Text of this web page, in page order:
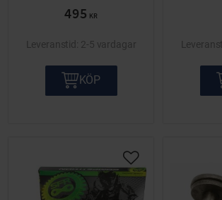
495 KR
2-5 vardagar
KÖP
Lägg till i önskelista